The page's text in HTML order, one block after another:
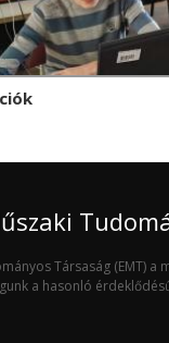
Társaság (EMT)
a hasonló